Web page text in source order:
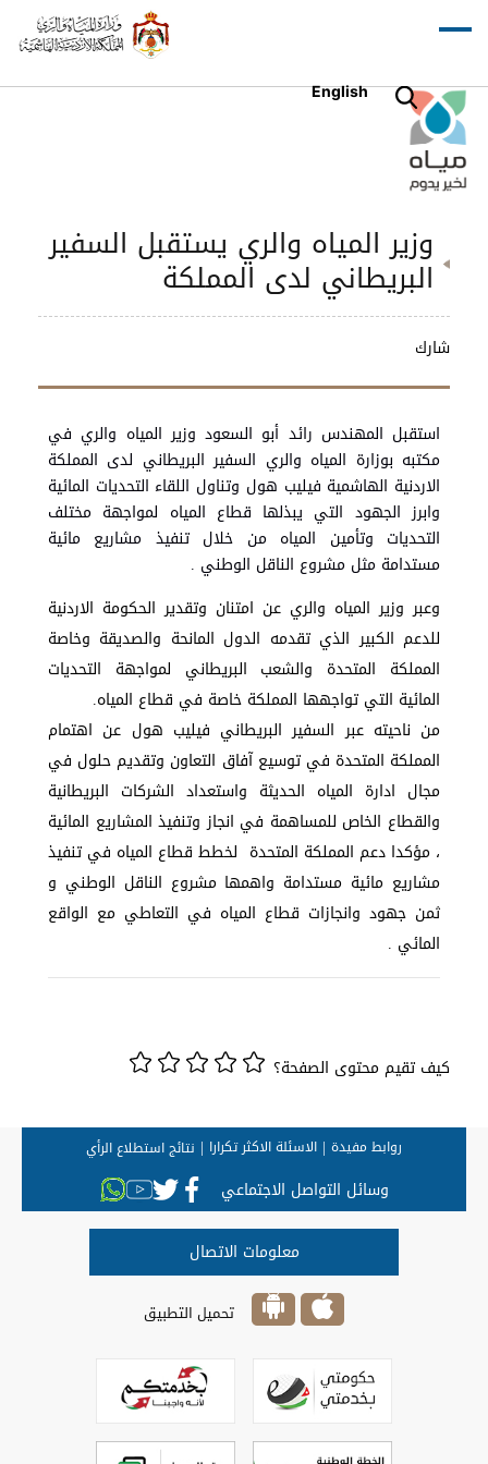
English
وزير المياه والري يستقبل السفير
البريطاني لدى المملكة
شارك
استقبل المهندس رائد أبو السعود وزير المياه والري في
مكتبه بوزارة المياه والري السفير البريطاني لدى المملكة
الاردنية الهاشمية فيليب هول وتناول اللقاء التحديات المائية
وابرز الجهود التي يبذلها قطاع المياه لمواجهة مختلف
التحديات وتأمين المياه من خلال تنفيذ مشاريع مائية
مستدامة مثل مشروع الناقل الوطني .
وعبر وزير المياه والري عن امتنان وتقدير الحكومة الاردنية
للدعم الكبير الذي تقدمه الدول المانحة والصديقة وخاصة
المملكة المتحدة والشعب البريطاني لمواجهة التحديات
المائية التي تواجهها المملكة خاصة في قطاع المياه.
من ناحيته عبر السفير البريطاني فيليب هول عن اهتمام
المملكة المتحدة في توسيع آفاق التعاون وتقديم حلول في
مجال ادارة المياه الحديثة واستعداد الشركات البريطانية
والقطاع الخاص للمساهمة في انجاز وتنفيذ المشاريع المائية
، مؤكدا دعم المملكة المتحدة لخطط قطاع المياه في تنفيذ
مشاريع مائية مستدامة واهمها مشروع الناقل الوطني و
ثمن جهود وانجازات قطاع المياه في التعاطي مع الواقع
المائي .
كيف تقيم محتوى الصفحة؟
روابط مفيدة الاسئلة الاكثر تكرارا نتائج استطلاع الرأي
وسائل التواصل الاجتماعي
معلومات الاتصال
تحميل التطبيق